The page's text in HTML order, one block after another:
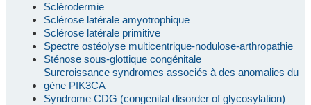
Sclérodermie
Sclérose latérale amyotrophique
Sclérose latérale primitive
Spectre ostéolyse multicentrique-nodulose-arthropathie
Sténose sous-glottique congénitale
Surcroissance syndromes associés à des anomalies du
gène PIK3CA
Syndrome CDG (congenital disorder of glycosylation)